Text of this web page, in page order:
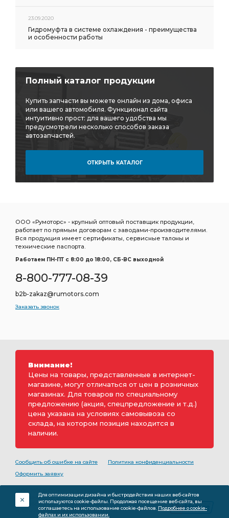
23.09.2020
Гидромуфта в системе охлаждения - преимущества
и особенности работы
Полный каталог продукции
Купить запчасти вы можете онлайн из дома, офиса
или вашего автомобиля. Функционал сайта
интуитивно прост: для вашего удобства мы
предусмотрели несколько способов заказа
автозапчастей.
ОТКРЫТЬ КАТАЛОГ
ООО «Румоторс» - крупный оптовый поставщик продукции,
работает по прямым договорам с заводами-производителями.
Вся продукция имеет сертификаты, сервисные талоны и
технические паспорта.
Работаем ПН-ПТ c 8:00 до 18:00, СБ-ВС выходной
8-800-777-08-39
b2b-zakaz@rumotors.com
Заказать звонок
Внимание!
Цены на товары, представленные в интернет-
магазине, могут отличаться от цен в розничных
магазинах. Для товаров по специальному
предложению (акция, спецпредложение и т.д.)
цена указана на условиях самовывоза со
склада, на котором позиция находится в
наличии.
Сообщить об ошибке на сайте
Политика конфиденциальности
Оформить заявку
обозначением ООО «РуМоторс». Все права на
разработку принадлежат ООО «Румоторс». Не является
публичной офертой.
Для оптимизации дизайна и быстродействия наших веб-сайтов
используются cookie-файлы. Продолжая посещение веб-сайта, вы
соглашаетесь на использование cookie-файлов. Подробнее о cookie-
файлах и их использовании.